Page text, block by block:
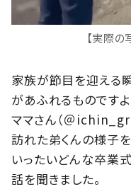
【実際
家族が節目を迎える
があふれるものですよ
ママさん（＠
訪れた弟くんの様子
いったいどんな卒業
話を聞きました。